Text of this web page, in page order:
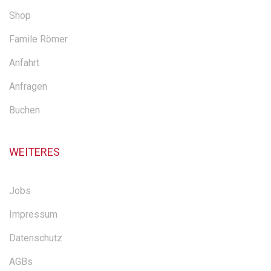
Shop
Famile Römer
Anfahrt
Anfragen
Buchen
WEITERES
Jobs
Impressum
Datenschutz
AGBs